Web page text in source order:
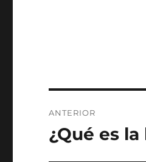
de
entradas
ANTERIOR
Entrada
anterior:
¿Qué es